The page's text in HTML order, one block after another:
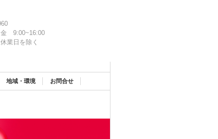
金 9:00~16:00
業日を除く
地域・環境 お問合せ